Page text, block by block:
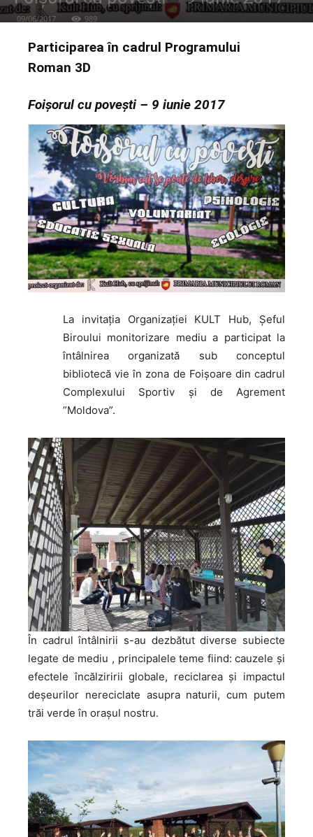
09/06/2017 989
Participarea în cadrul Programului
Roman 3D
Foișorul cu povești – 9 iunie 2017
La invitația Organizației KULT Hub, Șeful
Biroului monitorizare mediu a participat la
întâlnirea organizată sub conceptul
bibliotecă vie în zona de Foișoare din cadrul
Complexului Sportiv și de Agrement
”Moldova”.
În cadrul întâlnirii s-au dezbătut diverse subiecte
legate de mediu , principalele teme fiind: cauzele și
efectele încălziririi globale, reciclarea și impactul
deșeurilor nereciclate asupra naturii, cum putem
trăi verde în orașul nostru.